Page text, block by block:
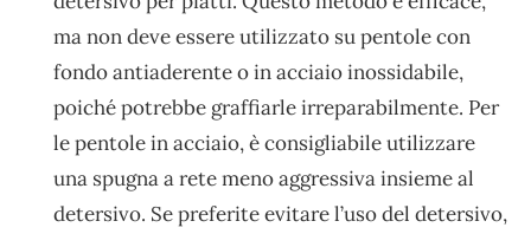
ma non deve essere utilizzato su pentole con
fondo antiaderente o in acciaio inossidabile,
poiché potrebbe graffiarle irreparabilmente. Per
le pentole in acciaio, è consigliabile utilizzare
una spugna a rete meno aggressiva insieme al
detersivo. Se preferite evitare l’uso del detersivo,